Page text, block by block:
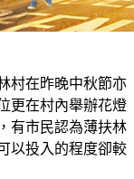
村在昨晚中秋節亦
更在村內舉辦花燈
有市民認為薄扶林
以投入的程度卻較